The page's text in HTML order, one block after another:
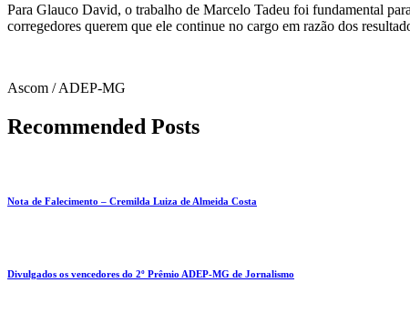
Para Glauco David, o trabalho de Marcelo Tadeu foi fundamental
corregedores querem que ele continue no cargo em razão dos
Ascom / ADEP-MG
Recommended Posts
Nota de Falecimento – Cremilda Luiza de Almeida Costa
Divulgados os vencedores do 2º Prêmio ADEP-MG de Jornalismo